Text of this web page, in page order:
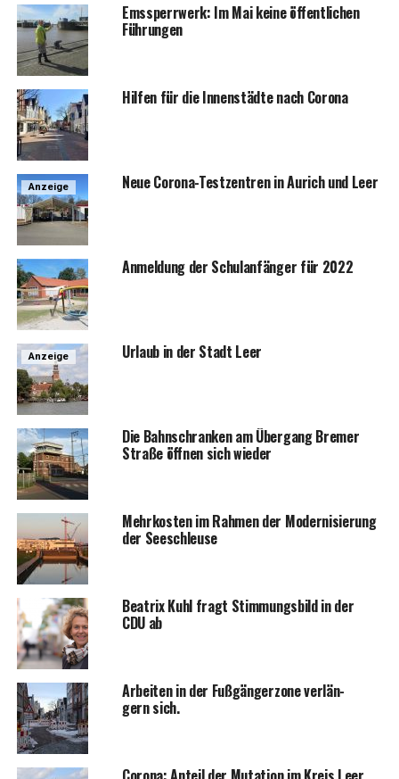
Ems­sperr­werk: Im Mai kei­ne öffent­li­chen
Führungen
Hil­fen für die Innen­städ­te nach Corona
Anzeige Neue Coro­na-Test­zen­tren in Aurich und Leer
Anmel­dung der Schul­an­fän­ger für 2022
Anzeige Urlaub in der Stadt Leer
Die Bahn­schran­ken am Über­gang Bre­mer
Stra­ße öff­nen sich wieder
Mehr­kos­ten im Rah­men der Moder­ni­sie­rung
der Seeschleuse
Bea­trix Kuhl fragt Stim­mungs­bild in der
CDU ab
Arbei­ten in der Fuß­gän­ger­zo­ne ver­län­
gern sich.